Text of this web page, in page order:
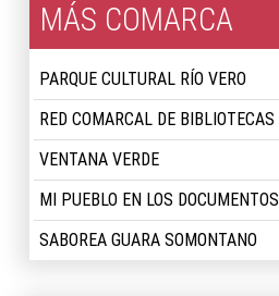
MÁS COMARCA
PARQUE CULTURAL RÍO VERO
RED COMARCAL DE BIBLIOTECAS
VENTANA VERDE
MI PUEBLO EN LOS DOCUMENTOS
SABOREA GUARA SOMONTANO